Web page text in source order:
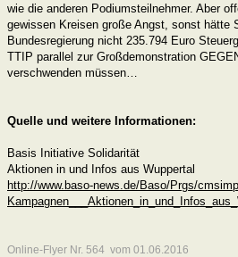
wie die anderen Podiumsteilnehmer. Aber
gewissen Kreisen große Angst, sonst hätte
Bundesregierung nicht 235.794 Euro
TTIP parallel zur Großdemonstration
verschwenden müssen…
Quelle und weitere Informationen:
Basis Initiative Solidarität
Aktionen in und Infos aus Wuppertal
http://www.baso-news.de/Baso/Prgs/
Online-Flyer Nr. 564 vom 01.06.2016